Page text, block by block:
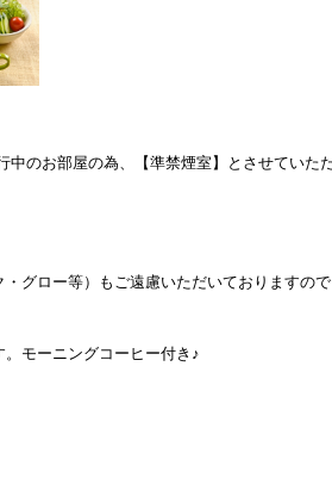
中のお部屋の為、【準禁煙室】とさせていた
グロー等）もご遠慮いただいておりますの
モーニングコーヒー付き♪